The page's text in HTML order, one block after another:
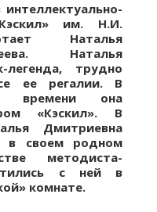
им. Н.И.
Наталья
Наталья
трудно
ее регалии. В
времени она
«Кэскил». В
Дмитриевна
в своем родном
методиста-
с ней в
комнате.